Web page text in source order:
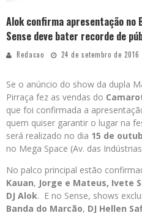
Alok confirma apresentação no
Sense deve bater recorde de
Redacao 24 de setembro de 2016
Se o anúncio do show da dupla
Pirraça fez as vendas do
que foi confirmada a
quem quiser garantir o lugar na
será realizado no dia 15 de
no Mega Space (Av. das
No palco principal estão
Kauan, Jorge e Mateus, Ivete
DJ Alok. E no Sense, shows
Banda do Marcão, DJ Hellen